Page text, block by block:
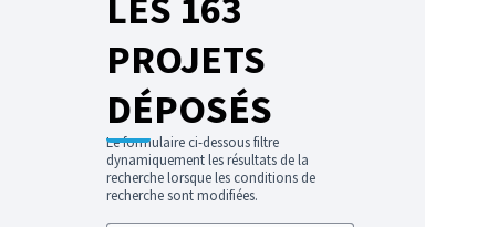
PROJETS
DÉPOSÉS
Le formulaire ci-dessous filtre
dynamiquement les résultats de la
recherche lorsque les conditions de
recherche sont modifiées.